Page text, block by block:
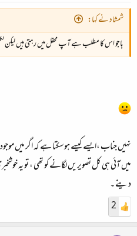
شمشاد نے کہا:
باجو اس کا مطلب ہے آپ محفل میں رہتی ہیں لیکن
نہیں جناب ،ایسے کیسے ہوسکتا ہے کہ اگر میں
میں آئی ہی کل تصویریں لگانے کو تھی ، تو یہ
دینے ۔
2